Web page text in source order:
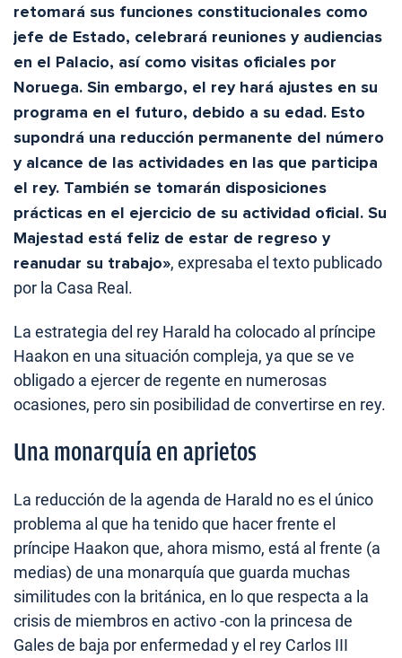
retomará sus funciones constitucionales como
jefe de Estado, celebrará reuniones y audiencias
en el Palacio, así como visitas oficiales por
Noruega. Sin embargo, el rey hará ajustes en su
programa en el futuro, debido a su edad. Esto
supondrá una reducción permanente del número
y alcance de las actividades en las que participa
el rey. También se tomarán disposiciones
prácticas en el ejercicio de su actividad oficial. Su
Majestad está feliz de estar de regreso y
reanudar su trabajo», expresaba el texto publicado
por la Casa Real.
La estrategia del rey Harald ha colocado al príncipe
Haakon en una situación compleja, ya que se ve
obligado a ejercer de regente en numerosas
ocasiones, pero sin posibilidad de convertirse en rey.
Una monarquía en aprietos
La reducción de la agenda de Harald no es el único
problema al que ha tenido que hacer frente el
príncipe Haakon que, ahora mismo, está al frente (a
medias) de una monarquía que guarda muchas
similitudes con la británica, en lo que respecta a la
crisis de miembros en activo -con la princesa de
Gales de baja por enfermedad y el rey Carlos III